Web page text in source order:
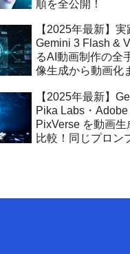
順を全公開！
【2025年最新】実
Gemini 3 Flash &
るAI動画制作の全
像生成から動画化
【2025年最新】
Pika Labs・Adobe
PixVerse を動画生
比較！同じプロン